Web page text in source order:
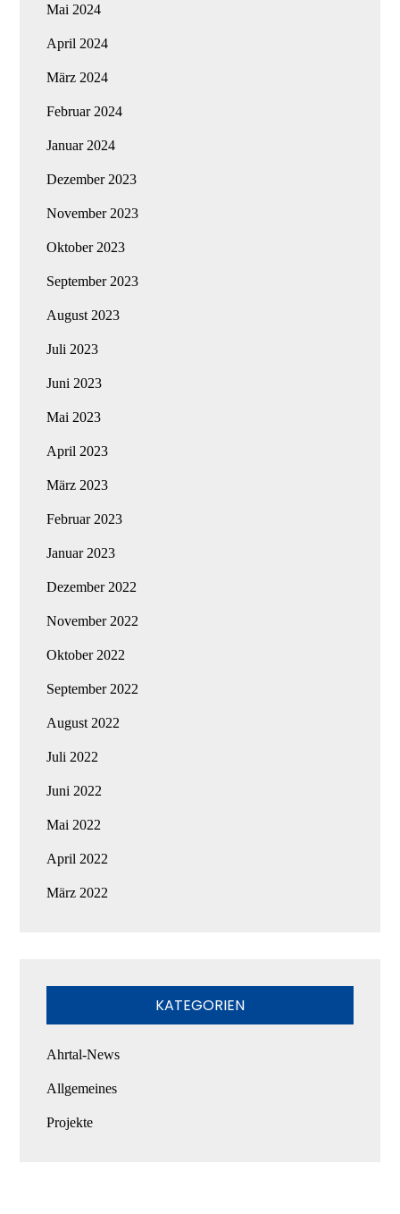
Mai 2024
April 2024
März 2024
Februar 2024
Januar 2024
Dezember 2023
November 2023
Oktober 2023
September 2023
August 2023
Juli 2023
Juni 2023
Mai 2023
April 2023
März 2023
Februar 2023
Januar 2023
Dezember 2022
November 2022
Oktober 2022
September 2022
August 2022
Juli 2022
Juni 2022
Mai 2022
April 2022
März 2022
KATEGORIEN
Ahrtal-News
Allgemeines
Projekte